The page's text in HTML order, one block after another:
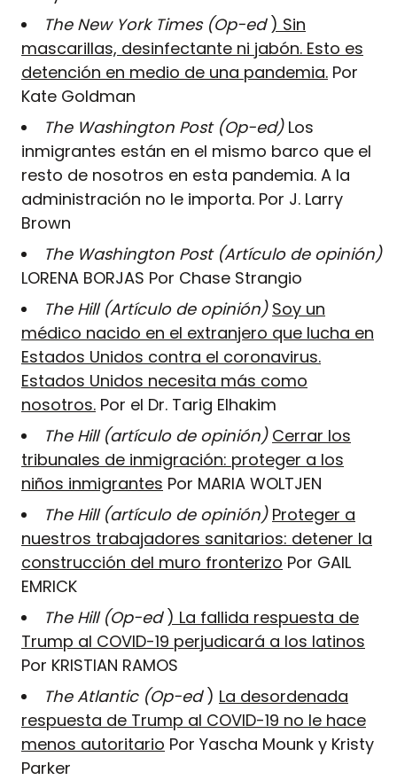
The New York Times (Op-ed ) Sin
mascarillas, desinfectante ni jabón. Esto es
detención en medio de una pandemia. Por
Kate Goldman
The Washington Post (Op-ed)Los
inmigrantes están en el mismo barco que el
resto de nosotros en esta pandemia. A la
administración no le importa. Por J. Larry
Brown
The Washington Post (Artículo de opinión)
LORENA BORJAS Por Chase Strangio
The Hill (Artículo de opinión) Soy un
médico nacido en el extranjero que lucha en
Estados Unidos contra el coronavirus.
Estados Unidos necesita más como
nosotros. Por el Dr. Tarig Elhakim
The Hill (artículo de opinión) Cerrar los
tribunales de inmigración: proteger a los
niños inmigrantes Por MARIA WOLTJEN
The Hill (artículo de opinión) Proteger a
nuestros trabajadores sanitarios: detener la
construcción del muro fronterizo Por GAIL
EMRICK
The Hill (Op-ed ) La fallida respuesta de
Trump al COVID-19 perjudicará a los latinos
Por KRISTIAN RAMOS
The Atlantic (Op-ed) La desordenada
respuesta de Trump al COVID-19 no le hace
menos autoritario Por Yascha Mounk y Kristy
Parker